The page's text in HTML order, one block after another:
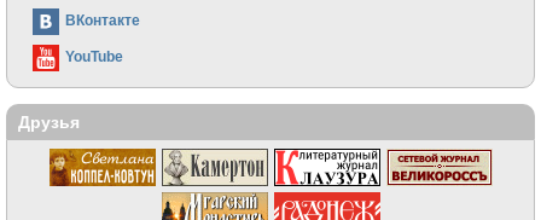
ВКонтакте
YouTube
Друзья